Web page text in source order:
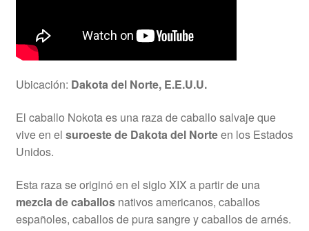
Ubicación: Dakota del Norte, E.E.U.U.
El caballo Nokota es una raza de caballo salvaje que
vive en el suroeste de Dakota del Norteen los Estados
Unidos.
Esta raza se originó en el siglo XIX a partir de una
mezcla de caballosnativos americanos, caballos
españoles, caballos de pura sangre y caballos de arnés.